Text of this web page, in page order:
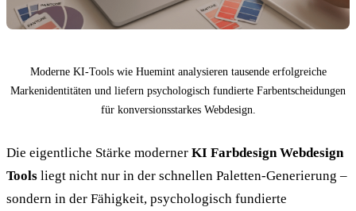
Moderne KI-Tools wie Huemint analysieren tausende erfolgreiche
Markenidentitäten und liefern psychologisch fundierte Farbentscheidungen
für konversionsstarkes Webdesign.
Die eigentliche Stärke moderner KI Farbdesign Webdesign
Tools liegt nicht nur in der schnellen Paletten-Generierung –
sondern in der Fähigkeit, psychologisch fundierte